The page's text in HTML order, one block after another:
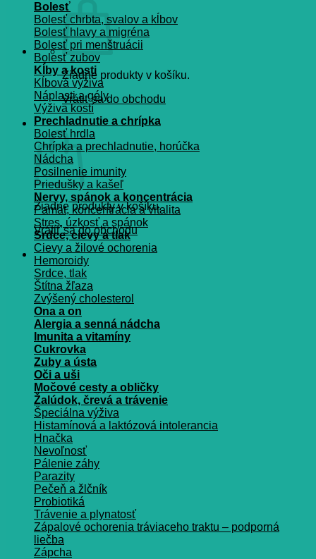
Žiadne produkty v košíku.
Vrátiť sa do obchodu
Košík
Žiadne produkty v košíku.
Vrátiť sa do obchodu
Bolesť
Bolesť chrbta, svalov a kĺbov
Bolesť hlavy a migréna
Bolesť pri menštruácii
Bolesť zubov
Kĺby a kosti
Kĺbová výživa
Náplasti a gély
Výživa kostí
Prechladnutie a chrípka
Bolesť hrdla
Chrípka a prechladnutie, horúčka
Nádcha
Posilnenie imunity
Priedušky a kašeľ
Nervy, spánok a koncentrácia
Pamät, koncentrácia a vitalita
Stres, úzkosť a spánok
Srdce, cievy a tlak
Cievy a žilové ochorenia
Hemoroidy
Srdce, tlak
Štítna žľaza
Zvýšený cholesterol
Ona a on
Alergia a senná nádcha
Imunita a vitamíny
Cukrovka
Zuby a ústa
Oči a uši
Močové cesty a obličky
Žalúdok, črevá a trávenie
Špeciálna výživa
Histamínová a laktózová intolerancia
Hnačka
Nevoľnosť
Pálenie záhy
Parazity
Pečeň a žlčník
Probiotiká
Trávenie a plynatosť
Zápalové ochorenia tráviaceho traktu – podporná
liečba
Zápcha